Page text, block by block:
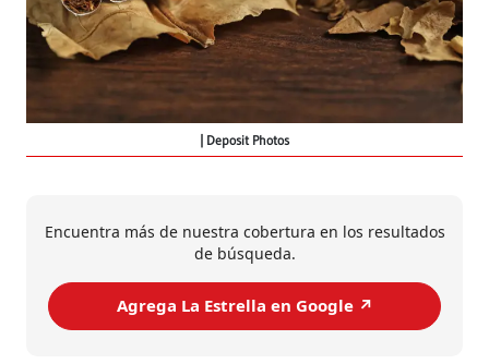
Deposit Photos
Encuentra más de nuestra cobertura en los resultados
de búsqueda.
Agrega La Estrella en Google ↗️